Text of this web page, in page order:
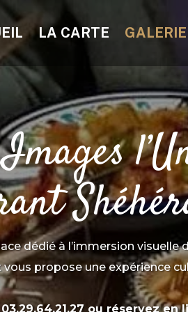
LA CARTE
dédié à l’immersion visuelle
propose une expérience
03.29.64.21.27 ou réservez en